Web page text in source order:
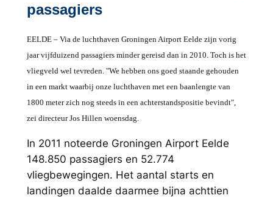
passagiers
EELDE – Via de luchthaven Groningen Airport Eelde zijn vorig
jaar vijfduizend passagiers minder gereisd dan in 2010. Toch is het
vliegveld wel tevreden. "We hebben ons goed staande gehouden
in een markt waarbij onze luchthaven met een baanlengte van
1800 meter zich nog steeds in een achterstandspositie bevindt",
zei directeur Jos Hillen woensdag.
In 2011 noteerde Groningen Airport Eelde
148.850 passagiers en 52.774
vliegbewegingen. Het aantal starts en
landingen daalde daarmee bijna achttien